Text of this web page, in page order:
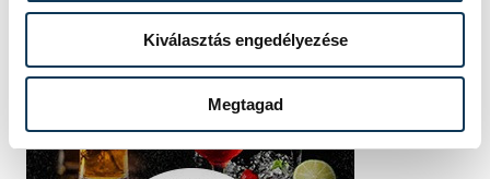
Kiválasztás engedélyezése
Megtagad